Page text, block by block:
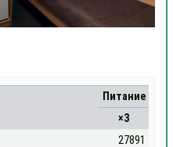
Питание
×3
27891